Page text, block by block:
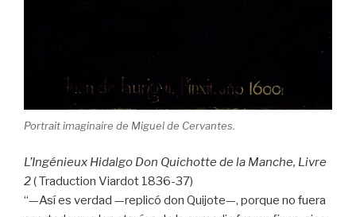
Portrait imaginaire de Miguel de Cervantes.
L’Ingénieux Hidalgo Don Quichotte de la Manche, Livre
2( Traduction Viardot 1836-37)
“—Así es verdad —replicó don Quijote—, porque no fuera